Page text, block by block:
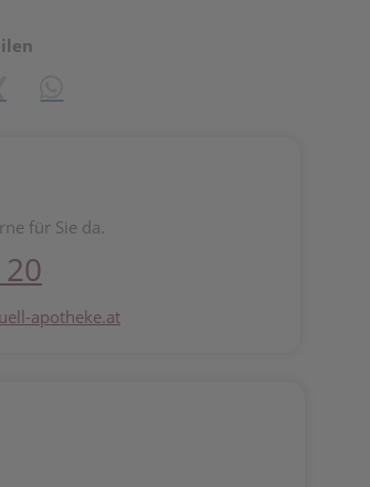
für Sie da.
apotheke.at